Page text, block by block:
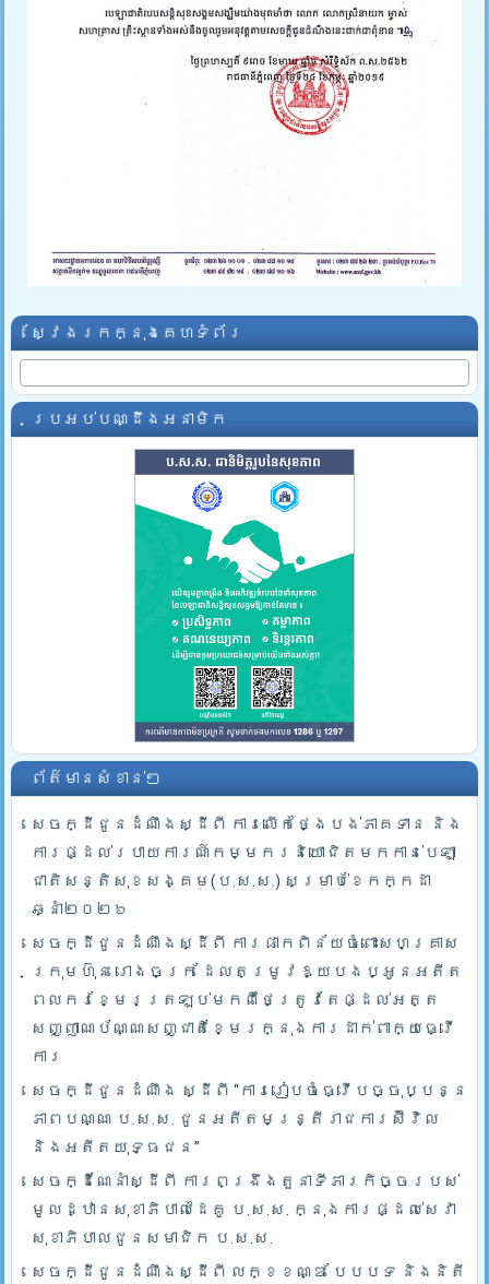
ស្វែងរកក្នុងគេហទំព័រ
ប្រអប់បណ្ដឹងអនាមិក
ព័ត៌មានសំខាន់ៗ
សេចក្ដីជូនដំណឹងស្ដីពី ការលើកថ្ងៃបង់ភាគទាន និង
ការផ្ដល់របាយការណ៍កម្មករនិយោជិតមកកាន់បេឡា
ជាតិសន្តិសុខសង្គម(ប.ស.ស.) សម្រាប់ខែកក្កដា
ឆ្នាំ២០២៦
សេចក្ដីជូនដំណឹងស្ដីពី ការផាកពិន័យចំពោះសហគ្រាស
ក្រុមហ៊ុន រោងចក្រ ដែលតម្រូវឱ្យបងប្អូនអតីត
ពលករខ្មែរត្រឡប់មកពីថៃត្រូវតែផ្ដល់អត្ត
សញ្ញាណប័ណ្ណសញ្ជាតិខ្មែរក្នុងការដាក់ពាក្យធ្វើ
ការ
សេចក្ដីជូនដំណឹង ស្ដីពី “ការរៀបចំធ្វើបច្ចុប្បន្ន
ភាពបណ្ណ ប.ស.ស. ជូនអតីតមន្ត្រីរាជការស៊ីវិល
និងអតីតយុទ្ធជន”
សេចក្ដីណែនាំស្ដីពី ការពង្រឹងតួនាទីភារកិច្ចរបស់
មូលដ្ឋានសុខាភិបាលដៃគូ ប.­ស.ស. ក្នុងការផ្ដល់សេវា
សុខាភិបាលជូនសមាជិក ប.ស.ស.
សេចក្ដីជូនដំណឹងស្ដីពី លក្ខខណ្ឌ បែបបទ និងនិតី